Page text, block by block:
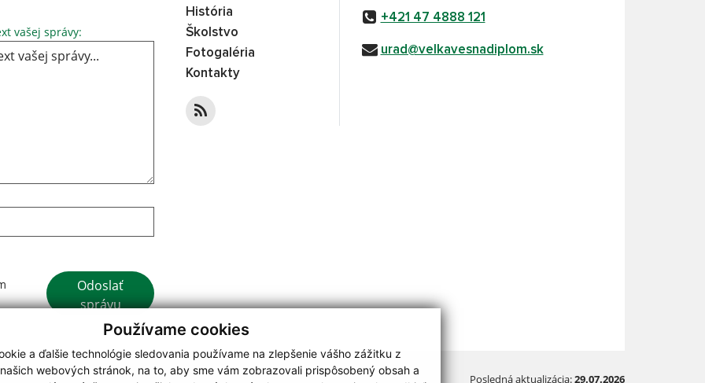
Používame cookies
a ďalšie technológie sledovania používame na zlepšenie vášho zážitku z
webových stránok, na to, aby sme vám zobrazovali prispôsobený obsah a
vašej správy: Text vašej správy...
Google reCaptcha Response
Odoslať
správu
História
Školstvo
Fotogaléria
Kontakty
+421 47 4888 121
urad@velkavesnadiplom.sk
Posledná aktualizácia:29.07.2026